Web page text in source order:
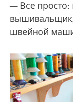
— Все просто:
швейной